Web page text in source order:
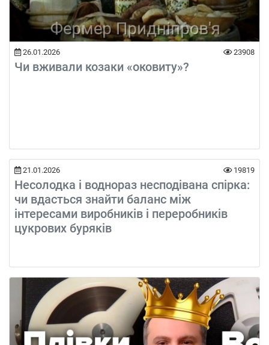
26.01.2026 23908
Чи вживали козаки «оковиту»?
21.01.2026 19819
Несолодка і воднораз несподівана спірка:
чи вдасться знайти баланс між
інтересами виробників і переробників
цукрових буряків